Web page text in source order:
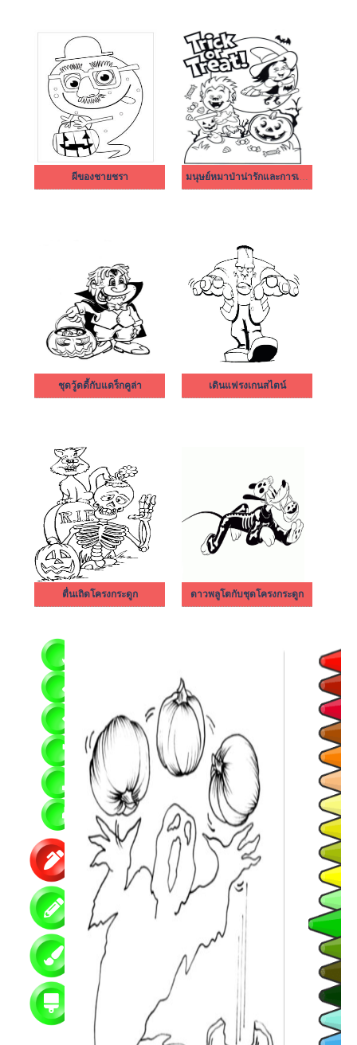
ผีของชายชรา มนุษย์หมาป่าน่ารักและการเล่นแม่มด ความชั่วร้าย
ชุดวู้ดดี้กับแดร็กคูล่า เดินแฟรงเกนสไตน์
ตื่นเถิดโครงกระดูก ดาวพลูโตกับชุดโครงกระดูก